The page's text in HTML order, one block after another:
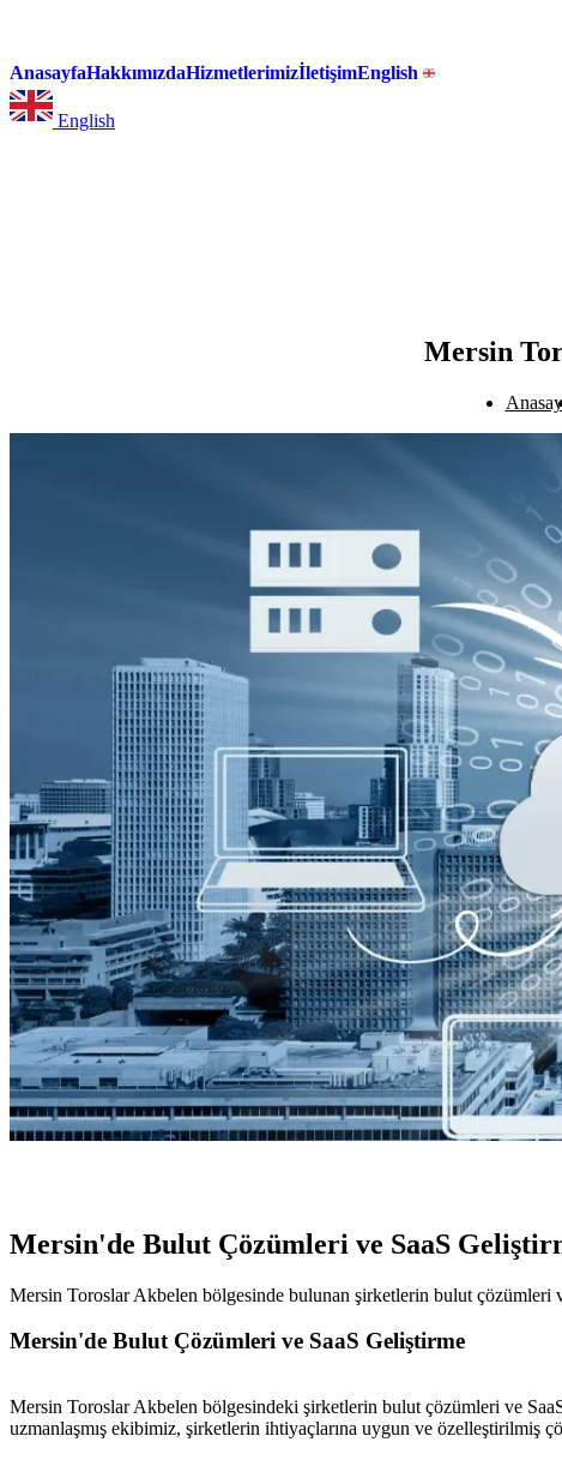
AnasayfaHakkımızdaHizmetlerimizİletişimEnglish
English
Mersin
Mersin'de Bulut Çözümleri ve SaaS
Mersin Toroslar Akbelen bölgesinde bulunan şirketlerin bulut çözümleri
Mersin'de Bulut Çözümleri ve SaaS Geliştirme
Mersin Toroslar Akbelen bölgesindeki şirketlerin bulut çözümleri ve
uzmanlaşmış ekibimiz, şirketlerin ihtiyaçlarına uygun ve özelleştirilmiş